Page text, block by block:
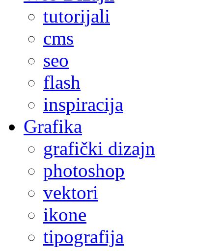
tutorijali
cms
seo
flash
inspiracija
Grafika
grafički dizajn
photoshop
vektori
ikone
tipografija